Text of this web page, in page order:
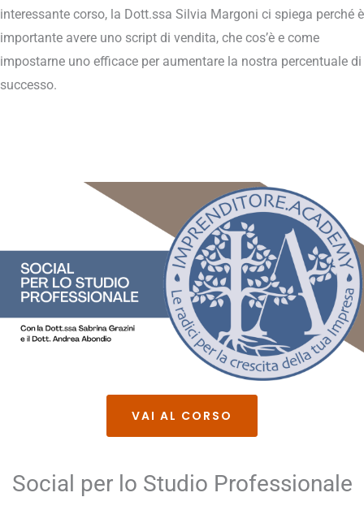
interessante corso, la Dott.ssa Silvia Margoni ci spiega perché è
importante avere uno script di vendita, che cos’è e come
impostarne uno efficace per aumentare la nostra percentuale di
successo.
VAI AL CORSO
Social per lo Studio Professionale